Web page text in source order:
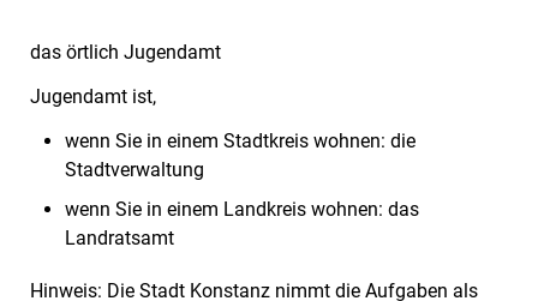
das örtlich Jugendamt
Jugendamt ist,
wenn Sie in einem Stadtkreis wohnen: die
Stadtverwaltung
wenn Sie in einem Landkreis wohnen: das
Landratsamt
Hinweis: Die Stadt Konstanz nimmt die Aufgaben als